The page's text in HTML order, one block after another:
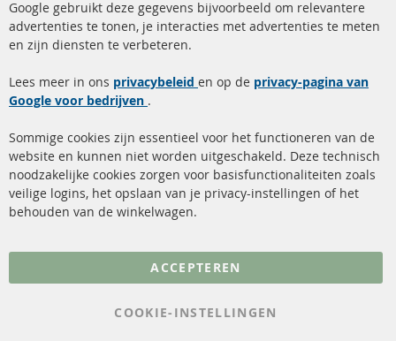
Snelle links
Roetfilter reiniging
Katalysator (KAT)
sensoren
FAQ
Kundenservice
Verzendingskosten
Contact
Annuleer contract
Gegevensbescherming
Google gebruikt deze gegevens bijvoorbeeld om relevantere
advertenties te tonen, je interacties met advertenties te meten
en zijn diensten te verbeteren.
Lees meer in ons privacybeleid en op de privacy-pagina van
Google voor bedrijven .
Sommige cookies zijn essentieel voor het functioneren van de
website en kunnen niet worden uitgeschakeld. Deze technisch
noodzakelijke cookies zorgen voor basisfunctionaliteiten zoals
veilige logins, het opslaan van je privacy-instellingen of het
behouden van de winkelwagen.
ACCEPTEREN
COOKIE-INSTELLINGEN